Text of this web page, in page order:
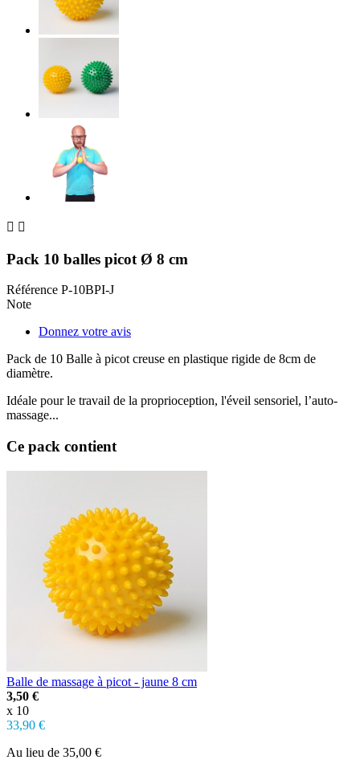
 
Pack 10 balles picot Ø 8 cm
Référence P-10BPI-J
Note
Donnez votre avis
Pack de 10 Balle à picot creuse en plastique rigide de 8cm de
diamètre.
Idéale pour le travail de la proprioception, l'éveil sensoriel, l’auto-
massage...
Ce pack contient
Balle de massage à picot - jaune 8 cm
3,50 €
x 10
33,90 €
Au lieu de 35,00 €